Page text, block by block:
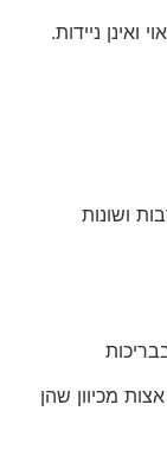
ניידות.
ושונות
מכיוון שהן